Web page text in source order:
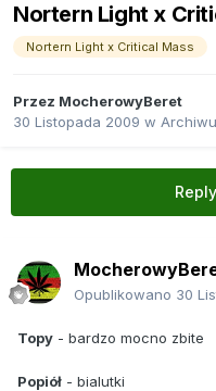
Nortern Light x
Nortern Light x Critical Mass
Przez MocherowyBeret
30 Listopada 2009 w
Opublikowano 30
Topy - bardzo mocno zbite
Popiół - bialutki